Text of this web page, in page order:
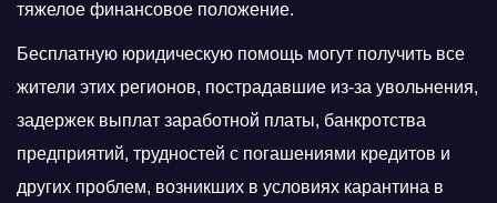
тяжелое финансовое положение.
Бесплатную юридическую помощь могут получить все
жители этих регионов, пострадавшие из-за увольнения,
задержек выплат заработной платы, банкротства
предприятий, трудностей с погашениями кредитов и
других проблем, возникших в условиях карантина в